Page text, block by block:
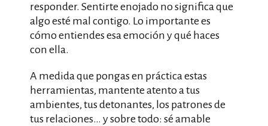
responder. Sentirte enojado no significa que
algo esté mal contigo. Lo importante es
cómo entiendes esa emoción y qué haces
con ella.
A medida que pongas en práctica estas
herramientas, mantente atento a tus
ambientes, tus detonantes, los patrones de
tus relaciones… y sobre todo: sé amable